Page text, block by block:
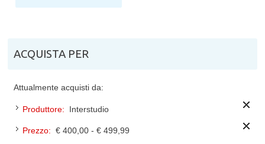
ACQUISTA PER
Attualmente acquisti da:
Produttore: Interstudio
Prezzo: € 400,00 - € 499,99